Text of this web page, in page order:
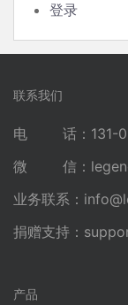
登录
联系我们
电 话：131-
微 信：
业务联系：
捐赠支持：
产品